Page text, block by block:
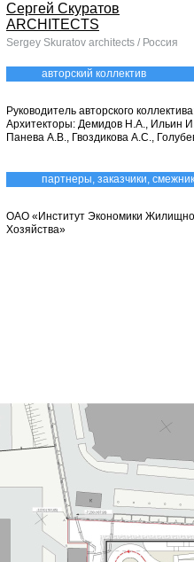
Сергей Скуратов
ARCHITECTS
Sergey Skuratov architects / Россия
авторский коллектив
Руководитель авторского
Архитекторы: Демидов Н.А., Ильин
Панева А.В., Гвоздикова А.С.,
партнеры, заказчики,
ОАО «Институт Экономики
Хозяйства»